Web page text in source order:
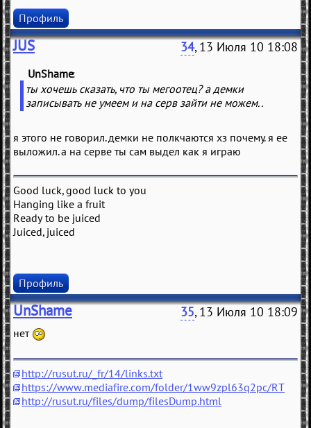
Профиль
JUS 34, 13 Июля 10 18:08
UnShame
ты хочешь сказать, что ты мегоотец? а демки
записывать не умеем и на серв зайти не можем..
я этого не говорил. демки не полкчаются хз почему. я ее
выложил. а на серве ты сам выдел как я играю
Good luck, good luck to you
Hanging like a fruit
Ready to be juiced
Juiced, juiced
Профиль
UnShame 35, 13 Июля 10 18:09
нет
http://rusut.ru/_fr/14/links.txt
https://www.mediafire.com/folder/1ww9zpl63q2pc/RT
http://rusut.ru/files/dump/filesDump.html